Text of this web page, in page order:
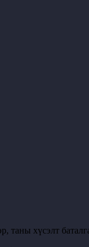
таны хүсэлт